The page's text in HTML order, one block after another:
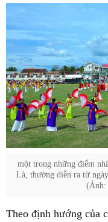
một trong những điểm
Là, thường diễn ra từ
(Ảnh:
Theo định hướng của